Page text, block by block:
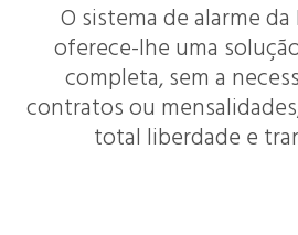
O sistema de alarme
oferece-lhe uma
completa, sem a
contratos ou
total liberdade e